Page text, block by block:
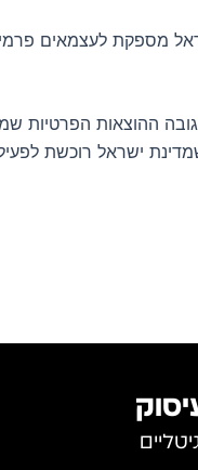
ישראל מספקת לעצמאים
ההוצאות הפרטיות
ישראל רוכשת